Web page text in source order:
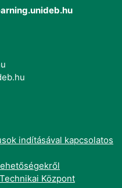
indításával kapcsolatos
Központ